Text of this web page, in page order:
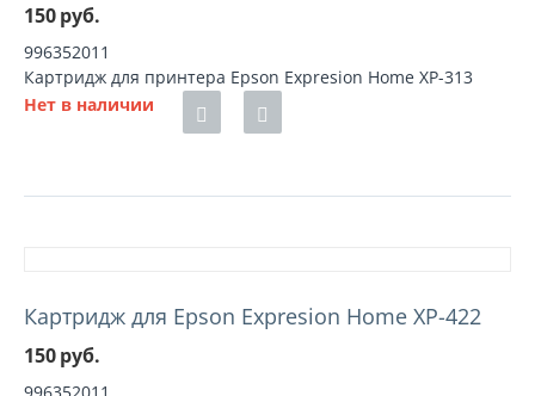
150руб.
996352011
Картридж для принтера Epson Expresion Home XP-313
Нет в наличии
Картридж для Epson Expresion Home XP-422
150руб.